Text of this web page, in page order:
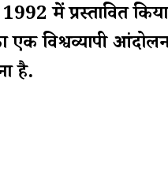
में प्रस्तावित
एक विश्वव्यापी
है.